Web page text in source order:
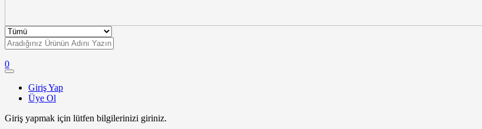
0
Giriş Yap
Üye Ol
Giriş yapmak için lütfen bilgilerinizi giriniz.